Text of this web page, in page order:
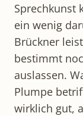
Sprechkunst
ein wenig
Brückner
bestimmt
auslassen.
Plumpe
wirklich gut,